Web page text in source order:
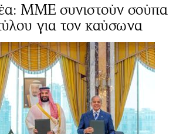
ΜΜΕ συνιστούν σούπα
για τον καύσωνα